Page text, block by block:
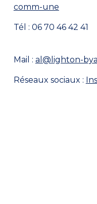
comm-une
Tél : 06
Mail : al@lighton-
Réseaux sociaux :